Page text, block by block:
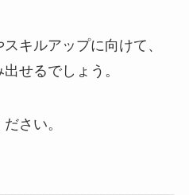
キルアップに向けて、
せるでしょう。
さい。